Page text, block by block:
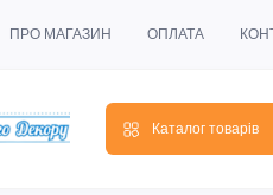
ПРО МАГАЗИН ОПЛАТА
Каталог товарів